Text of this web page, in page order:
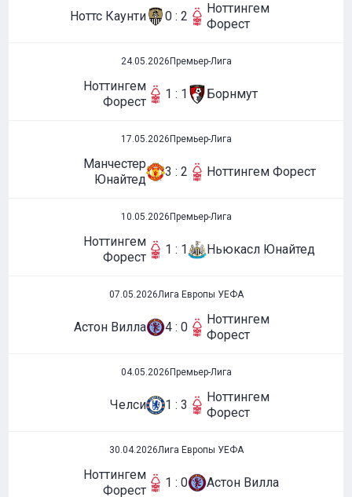
Ноттс Каунти 0 : 2
Ноттингем
Форест
24.05.2026 Премьер-Лига
Ноттингем
Форест
1 : 1 Борнмут
17.05.2026 Премьер-Лига
Манчестер
Юнайтед
3 : 2 Ноттингем Форест
10.05.2026 Премьер-Лига
Ноттингем
Форест
1 : 1 Ньюкасл Юнайтед
07.05.2026Лига Европы УЕФА
Астон Вилла 4 : 0
Ноттингем
Форест
04.05.2026 Премьер-Лига
Челси 1 : 3
Ноттингем
Форест
30.04.2026Лига Европы УЕФА
Ноттингем
Форест
1 : 0 Астон Вилла